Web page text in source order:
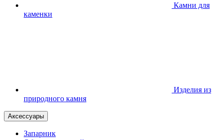
Камни для
каменки
Изделия из
природного камня
Аксессуары
Запарник